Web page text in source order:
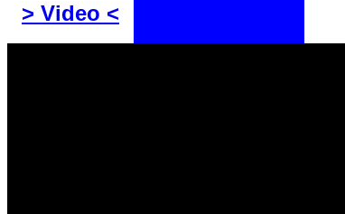
> Video <